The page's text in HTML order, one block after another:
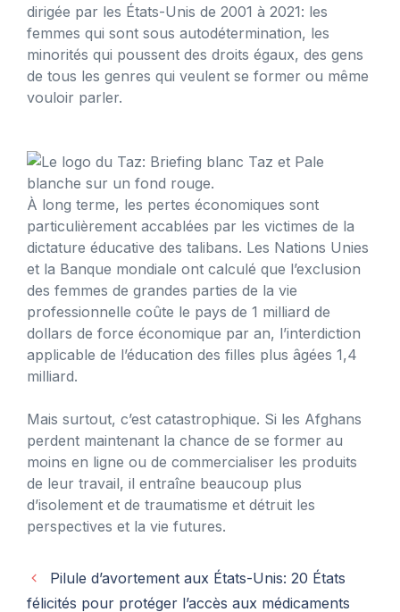
dirigée par les États-Unis de 2001 à 2021: les
femmes qui sont sous autodétermination, les
minorités qui poussent des droits égaux, des gens
de tous les genres qui veulent se former ou même
vouloir parler.
À long terme, les pertes économiques sont
particulièrement accablées par les victimes de la
dictature éducative des talibans. Les Nations Unies
et la Banque mondiale ont calculé que l’exclusion
des femmes de grandes parties de la vie
professionnelle coûte le pays de 1 milliard de
dollars de force économique par an, l’interdiction
applicable de l’éducation des filles plus âgées 1,4
milliard.
Mais surtout, c’est catastrophique. Si les Afghans
perdent maintenant la chance de se former au
moins en ligne ou de commercialiser les produits
de leur travail, il entraîne beaucoup plus
d’isolement et de traumatisme et détruit les
perspectives et la vie futures.
Pilule d’avortement aux États-Unis: 20 États
félicités pour protéger l’accès aux médicaments